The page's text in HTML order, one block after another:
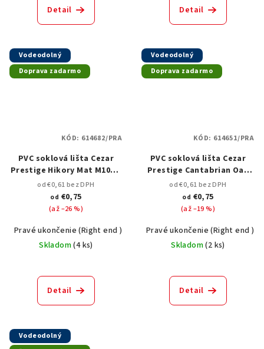
Detail Detail
Vodeodolný
Doprava zadarmo
PVC soklová lišta Cezar
Prestige Hikory Mat M106 –
75 mm, 2,5 m
od €0,61 bez DPH
od €0,75
(až –26 %)
Pravé ukončenie (Right end )
Spojka k podlahovým lištám ( joint)
Skladom(4 ks)
Detail
KÓD: 614682/PRA
Vodeodolný
Doprava zadarmo
PVC soklová lišta Cezar
Prestige Cantabrian Oak
Mat M236 – 75 mm, 2,5 m
od €0,61 bez DPH
od €0,75
(až –19 %)
Pravé ukončenie (Right end )
Skladom(2 ks)
Detail
KÓD: 614651/PRA
Vodeodolný